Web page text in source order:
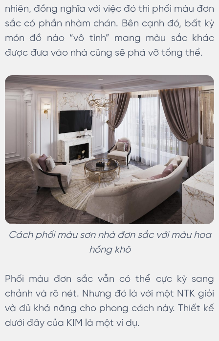
nhiên, đồng nghĩa với việc đó thì phối màu đơn
sắc có phần nhàm chán. Bên cạnh đó, bất kỳ
món đồ nào “vô tình” mang màu sắc khác
được đưa vào nhà cũng sẽ phá vỡ tổng thể.
Cách phối màu sơn nhà đơn sắc với màu hoa
hồng khô
Phối màu đơn sắc vẫn có thể cực kỳ sang
chảnh và rõ nét. Nhưng đó là với một NTK giỏi
và đủ khả năng cho phong cách này. Thiết kế
dưới đây của KIM là một ví dụ.